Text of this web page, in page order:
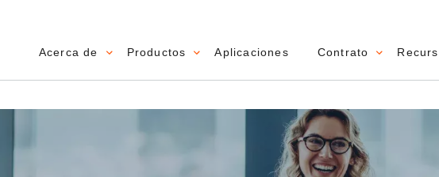
Main navigation
Acerca de Productos Aplicaciones Contrato